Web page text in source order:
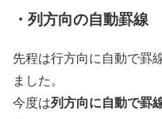
・列方向の自動罫線
先程は行方向に自動で罫
ました。
今度は列方向に自動で罫